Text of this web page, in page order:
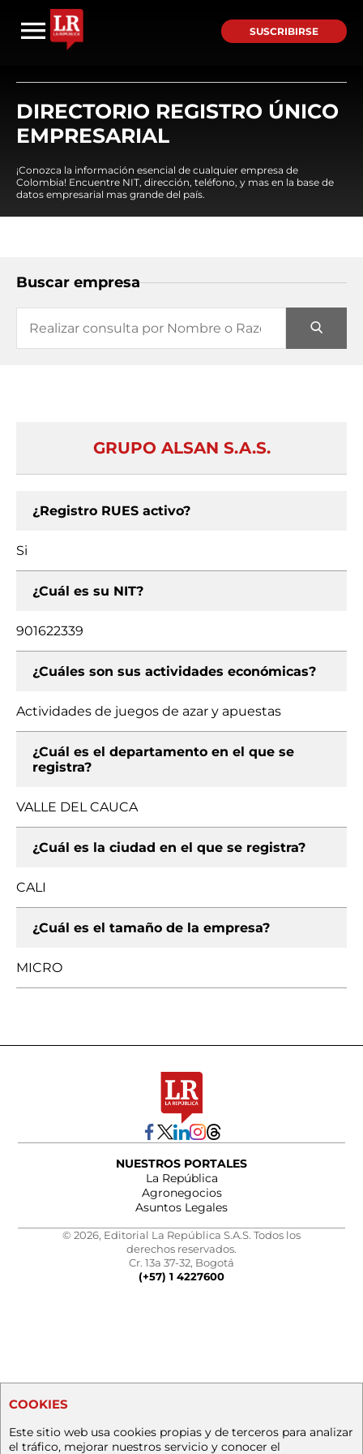
SUSCRIBIRSE
DIRECTORIO REGISTRO ÚNICO
EMPRESARIAL
¡Conozca la información esencial de cualquier empresa de
Colombia! Encuentre NIT, dirección, teléfono, y mas en la base de
datos empresarial mas grande del país.
Buscar empresa
GRUPO ALSAN S.A.S.
¿Registro RUES activo?
Si
¿Cuál es su NIT?
901622339
¿Cuáles son sus actividades económicas?
Actividades de juegos de azar y apuestas
¿Cuál es el departamento en el que se
registra?
VALLE DEL CAUCA
¿Cuál es la ciudad en el que se registra?
CALI
¿Cuál es el tamaño de la empresa?
MICRO
NUESTROS PORTALES
La República
Agronegocios
Asuntos Legales
© 2026, Editorial La República S.A.S. Todos los
derechos reservados.
Cr. 13a 37-32, Bogotá
(+57) 1 4227600
COOKIES
Este sitio web usa cookies propias y de terceros para analizar
el tráfico, mejorar nuestros servicio y conocer el